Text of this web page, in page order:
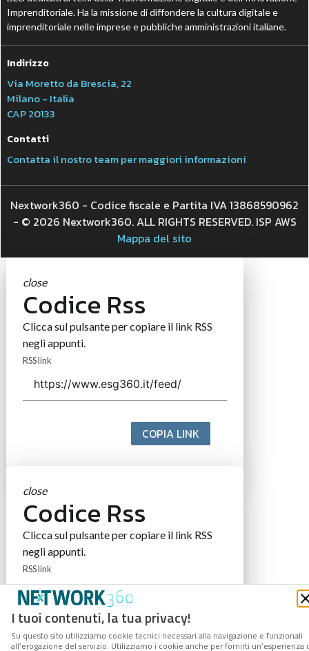
I tuoi contenuti, la tua privacy!
Su questo sito utilizziamo cookie tecnici necessari alla navigazione e funzionali
all’erogazione del servizio. Utilizziamo i cookie anche per fornirti un’esperienza
Imprenditoriale. Ha la missione di diffondere la cultura digitale e
imprenditoriale nelle imprese e pubbliche amministrazioni italiane.
Indirizzo
Via Moretto da Brescia, 22
Milano - Italia
CAP 20133
Contatti
Contatta il nostro team per maggiori informazioni
Nextwork360 - Codice fiscale e Partita IVA 13868590962
- © 2026 Nextwork360. ALL RIGHTS RESERVED. ISP AWS
Mappa del sito
close
Codice Rss
Clicca sul pulsante per copiare il link RSS
negli appunti.
RSS link
COPIA LINK
close
Codice Rss
Clicca sul pulsante per copiare il link RSS
negli appunti.
RSS link
COPIA LINK